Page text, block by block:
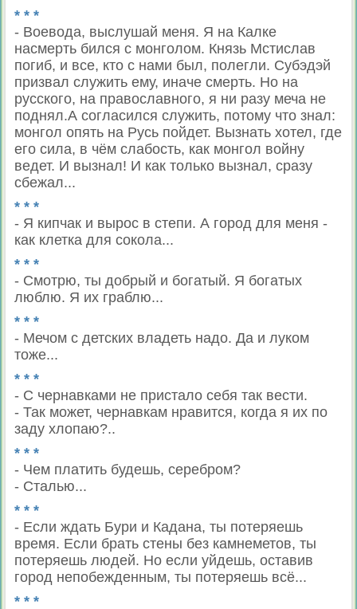
* * *
- Воевода, выслушай меня. Я на Калке
насмерть бился с монголом. Князь Мстислав
погиб, и все, кто с нами был, полегли. Субэдэй
призвал служить ему, иначе смерть. Но на
русского, на православного, я ни разу меча не
поднял.А согласился служить, потому что знал:
монгол опять на Русь пойдет. Вызнать хотел, где
его сила, в чём слабость, как монгол войну
ведет. И вызнал! И как только вызнал, сразу
сбежал...
* * *
- Я кипчак и вырос в степи. А город для меня -
как клетка для сокола...
* * *
- Смотрю, ты добрый и богатый. Я богатых
люблю. Я их граблю...
* * *
- Мечом с детских владеть надо. Да и луком
тоже...
* * *
- С чернавками не пристало себя так вести.
- Так может, чернавкам нравится, когда я их по
заду хлопаю?..
* * *
- Чем платить будешь, серебром?
- Сталью...
* * *
- Если ждать Бури и Кадана, ты потеряешь
время. Если брать стены без камнеметов, ты
потеряешь людей. Но если уйдешь, оставив
город непобежденным, ты потеряешь всё...
* * *